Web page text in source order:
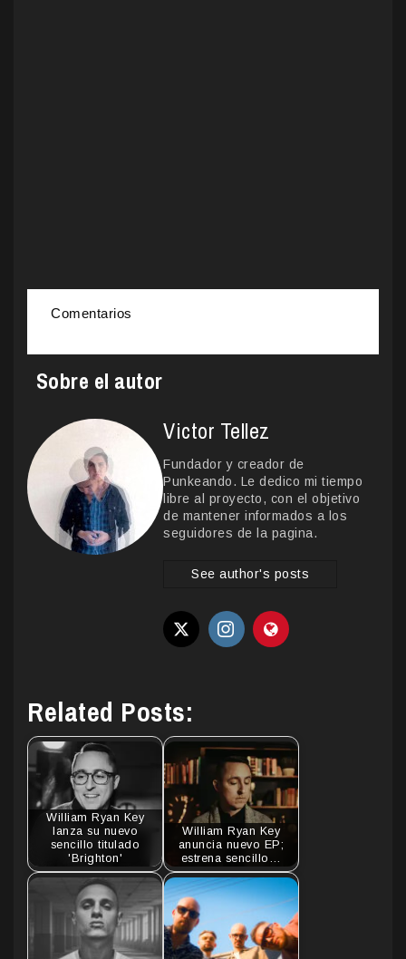
Comentarios
Sobre el autor
Victor Tellez
Fundador y creador de
Punkeando. Le dedico mi tiempo
libre al proyecto, con el objetivo
de mantener informados a los
seguidores de la pagina.
See author's posts
Related Posts:
William Ryan Key
lanza su nuevo
sencillo titulado
'Brighton'
William Ryan Key
anuncia nuevo EP;
estrena sencillo…